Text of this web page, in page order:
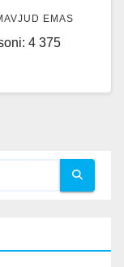
EMAS
4 375